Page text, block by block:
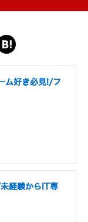
ム好き必見!/フ
経験からIT専